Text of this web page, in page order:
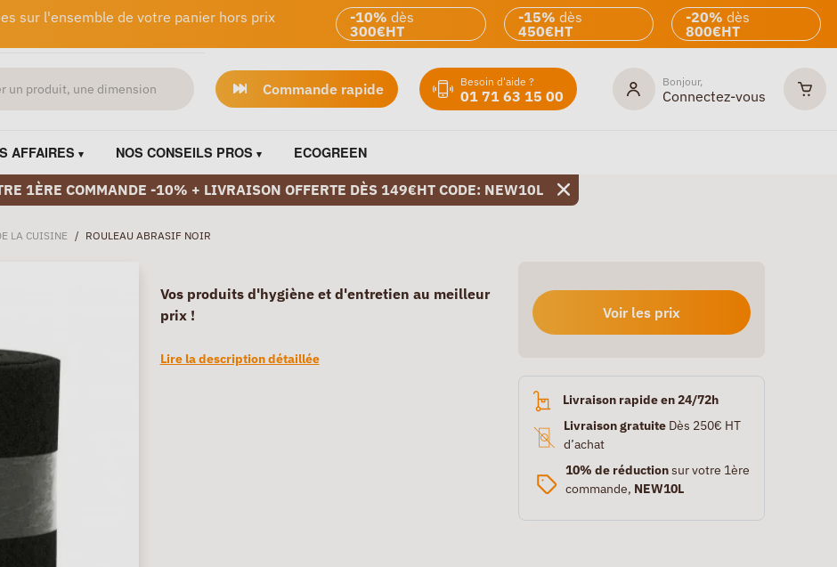
sur l'ensemble de votre panier hors prix
-10% dès
300€HT
-15% dès
450€HT
-20% dès
800€HT
Commande rapide Besoin d'aide ?
01 71 63 15 00
Bonjour,
Connectez-vous
AFFAIRES NOS CONSEILS PROS ECOGREEN
1ÈRE COMMANDE -10% + LIVRAISON OFFERTE DÈS 149€HT CODE: NEW10L
LA CUISINE / ROULEAU ABRASIF NOIR
Vos produits d'hygiène et d'entretien au meilleur
prix !
Lire la description détaillée
Voir les prix
Livraison rapide en 24/72h
Livraison gratuiteDès 250€ HT
d’achat
10% de réductionsur votre 1ère
commande, NEW10L